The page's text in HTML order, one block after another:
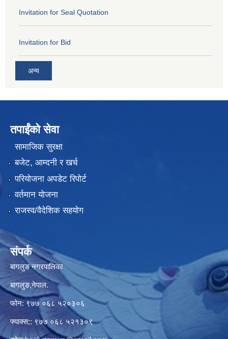
Invitation for Seal Quotation
Invitation for Bid
अन्य
तपाईंको सेवा
सामाजिक सुरक्षा
बजेट, आम्दनी र खर्च
परियोजना अपडेट रिपोर्ट
वर्तमान योजना
राजस्व/वैदेशिक सहयोग
संपर्क
बागलुङ नगरपालिका
बागलुङ,नेपाल.
फोन: ९७७ ०६८ ५२०३०६
फ्याक्स;: ९७७ ०६८ ५२१३०९